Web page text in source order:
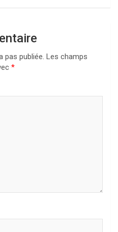
pas publiée. Les champs
*